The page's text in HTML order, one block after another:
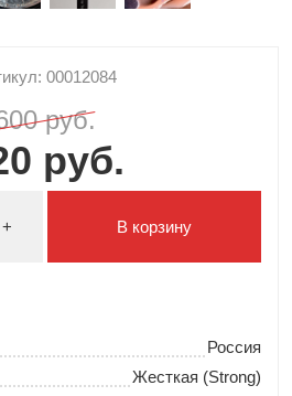
00012084
руб.
руб.
+ В корзину
Россия
Жесткая (Strong)